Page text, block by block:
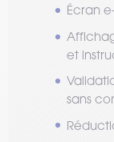
Écran
et
sans